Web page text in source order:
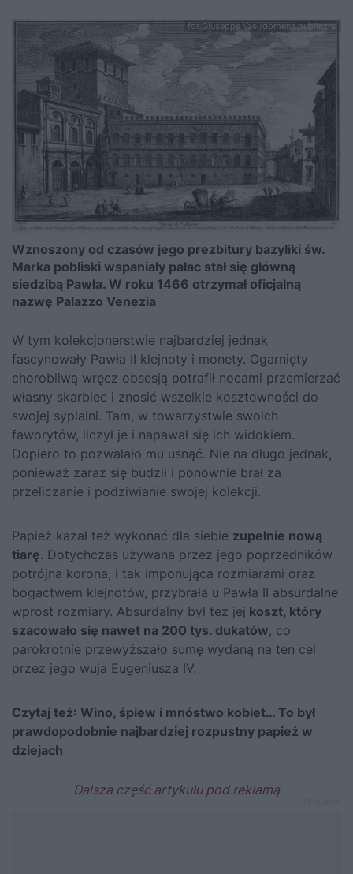
fot.Giuseppe Vasi/domena publiczna
Wznoszony od czasów jego prezbitury bazyliki św.
Marka pobliski wspaniały pałac stał się główną
siedzibą Pawła. W roku 1466 otrzymał oficjalną
nazwę Palazzo Venezia
W tym kolekcjonerstwie najbardziej jednak
fascynowały Pawła II klejnoty i monety. Ogarnięty
chorobliwą wręcz obsesją potrafił nocami przemierzać
własny skarbiec i znosić wszelkie kosztowności do
swojej sypialni. Tam, w towarzystwie swoich
faworytów, liczył je i napawał się ich widokiem.
Dopiero to pozwalało mu usnąć. Nie na długo jednak,
ponieważ zaraz się budził i ponownie brał za
przeliczanie i podziwianie swojej kolekcji.
Papież kazał też wykonać dla siebie zupełnie nową
tiarę. Dotychczas używana przez jego poprzedników
potrójna korona, i tak imponująca rozmiarami oraz
bogactwem klejnotów, przybrała u Pawła II absurdalne
wprost rozmiary. Absurdalny był też jej koszt, który
szacowało się nawet na 200 tys. dukatów, co
parokrotnie przewyższało sumę wydaną na ten cel
przez jego wuja Eugeniusza IV.
Czytaj też: Wino, śpiew i mnóstwo kobiet… To był
prawdopodobnie najbardziej rozpustny papież w
dziejach